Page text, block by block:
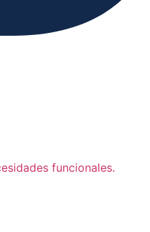
funcionales.